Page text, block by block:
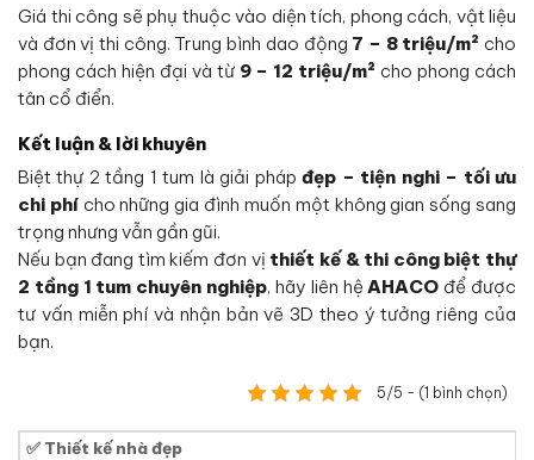
Giá thi công sẽ phụ thuộc vào diện tích, phong cách, vật liệu
và đơn vị thi công. Trung bình dao động 7 – 8 triệu/m² cho
phong cách hiện đại và từ 9 – 12 triệu/m² cho phong cách
tân cổ điển.
Kết luận & lời khuyên
Biệt thự 2 tầng 1 tum là giải phápđẹp – tiện nghi – tối ưu
chi phícho những gia đình muốn một không gian sống sang
trọng nhưng vẫn gần gũi.
Nếu bạn đang tìm kiếm đơn vị thiết kế & thi công biệt thự
2 tầng 1 tum chuyên nghiệp, hãy liên hệAHACO để được
tư vấn miễn phí và nhận bản vẽ 3D theo ý tưởng riêng của
bạn.
5/5 - (1 bình chọn)
✅ Thiết kế nhà đẹp